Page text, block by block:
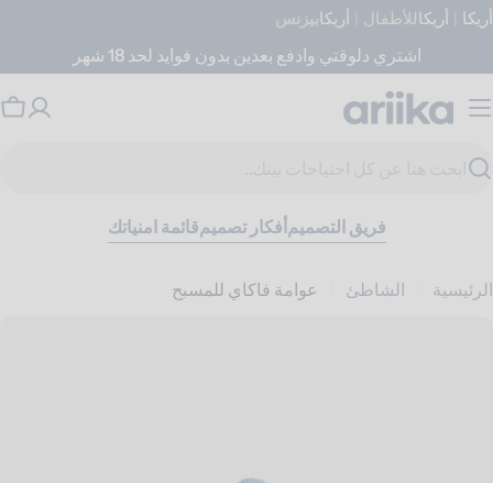
تجاوز
المحتوى
أريكا أريكا للأطفال أريكا بيزنس
اشتري دلوقتي وادفع بعدين بدون فوايد لحد 18 شهر
بحث
فريق التصميم أفكار تصميمقائمة امنياتك
الرئيسية الشاطئ عوامة فاكاي للمسبح